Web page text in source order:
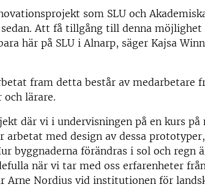
som SLU och
Att få tillgång till denna möjlighet
här på SLU i Alnarp, säger Kajsa
fram detta består av medarbetare
och lärare.
där vi i undervisningen på en kurs på
arbetat med design av dessa
byggnaderna förändras i sol och regn
när vi tar med oss erfarenheter
Arne Nordius vid institutionen för